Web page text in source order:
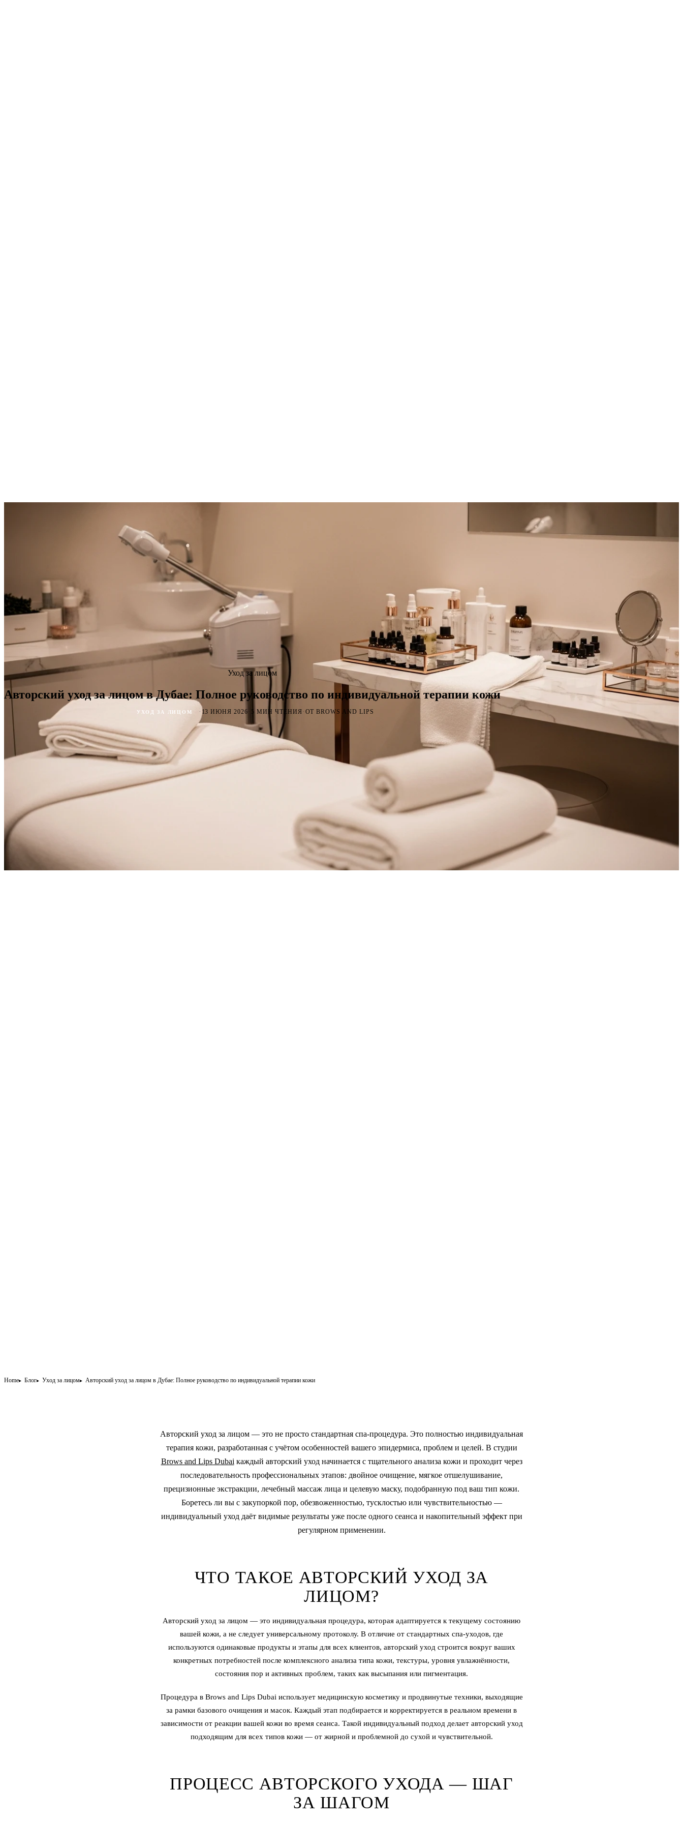
Уход за лицом
Авторский уход за лицом в Дубае: Полное руководство по индивидуальной терапии кожи
УХОД ЗА ЛИЦОМ · 13 ИЮНЯ 2026 5 МИН ЧТЕНИЯ · ОТ BROWS AND LIPS
Home Блог Уход за лицом Авторский уход за лицом в Дубае: Полное руководство по индивидуальной терапии кожи
Авторский уход за лицом — это не просто стандартная спа-процедура. Это полностью индивидуальная
терапия кожи, разработанная с учётом особенностей вашего эпидермиса, проблем и целей. В студии
Brows and Lips Dubai каждый авторский уход начинается с тщательного анализа кожи и проходит через
последовательность профессиональных этапов: двойное очищение, мягкое отшелушивание,
прецизионные экстракции, лечебный массаж лица и целевую маску, подобранную под ваш тип кожи.
Боретесь ли вы с закупоркой пор, обезвоженностью, тусклостью или чувствительностью —
индивидуальный уход даёт видимые результаты уже после одного сеанса и накопительный эффект при
регулярном применении.
ЧТО ТАКОЕ АВТОРСКИЙ УХОД ЗА
ЛИЦОМ?
Авторский уход за лицом — это индивидуальная процедура, которая адаптируется к текущему состоянию
вашей кожи, а не следует универсальному протоколу. В отличие от стандартных спа-уходов, где
используются одинаковые продукты и этапы для всех клиентов, авторский уход строится вокруг ваших
конкретных потребностей после комплексного анализа типа кожи, текстуры, уровня увлажнённости,
состояния пор и активных проблем, таких как высыпания или пигментация.
Процедура в Brows and Lips Dubai использует медицинскую косметику и продвинутые техники, выходящие
за рамки базового очищения и масок. Каждый этап подбирается и корректируется в реальном времени в
зависимости от реакции вашей кожи во время сеанса. Такой индивидуальный подход делает авторский уход
подходящим для всех типов кожи — от жирной и проблемной до сухой и чувствительной.
ПРОЦЕСС АВТОРСКОГО УХОДА — ШАГ
ЗА ШАГОМ